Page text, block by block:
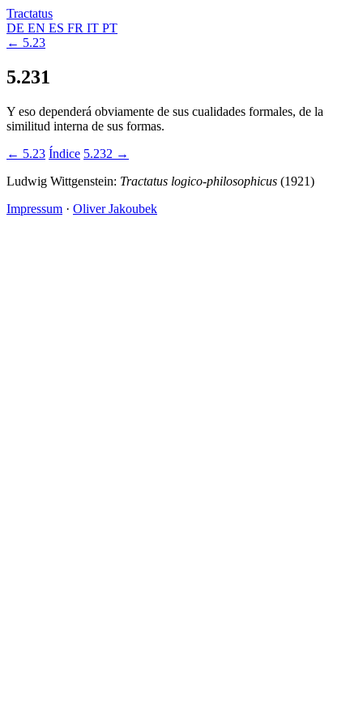
Tractatus
DE EN ES FR IT PT
← 5.23
5.231
Y eso dependerá obviamente de sus cualidades formales, de la
similitud interna de sus formas.
← 5.23 Índice 5.232 →
Ludwig Wittgenstein: Tractatus logico-philosophicus (1921)
Impressum · Oliver Jakoubek